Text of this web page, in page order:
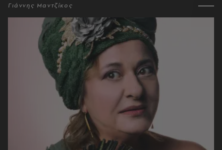
Γιάννης Μαντζίκος